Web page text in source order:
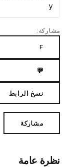
y
مشاركة:
F
💬
نسخ الرابط
مشاركة
نظرة عامة